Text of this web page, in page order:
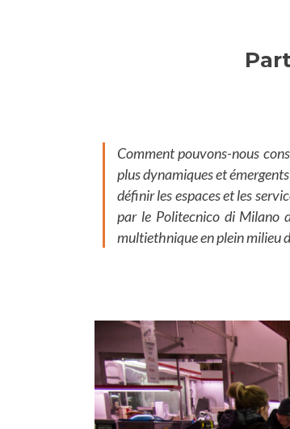
Comment pouvons-nous
plus dynamiques et
définir les espaces et les
par le Politecnico di Milano
multiethnique en plein milieu